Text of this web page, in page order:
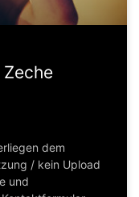
dem
/ kein Upload
und